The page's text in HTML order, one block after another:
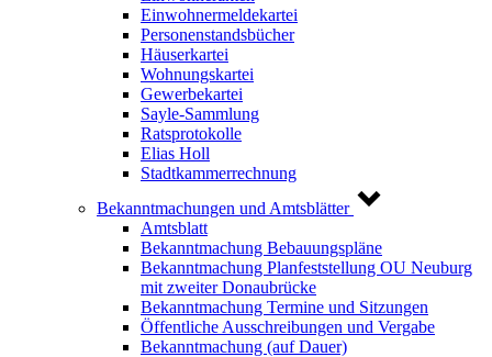
Einwohnermeldekartei
Personenstandsbücher
Häuserkartei
Wohnungskartei
Gewerbekartei
Sayle-Sammlung
Ratsprotokolle
Elias Holl
Stadtkammerrechnung
Bekanntmachungen und Amtsblätter
Amtsblatt
Bekanntmachung Bebauungspläne
Bekanntmachung Planfeststellung OU Neuburg
mit zweiter Donaubrücke
Bekanntmachung Termine und Sitzungen
Öffentliche Ausschreibungen und Vergabe
Bekanntmachung (auf Dauer)